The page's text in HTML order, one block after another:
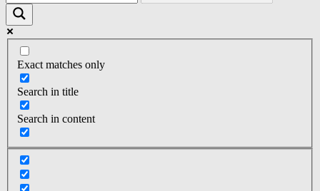
Exact matches only
Search in title
Search in content